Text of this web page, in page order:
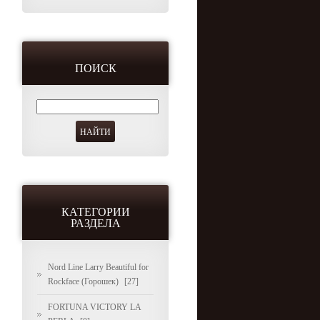
ПОИСК
КАТЕГОРИИ
РАЗДЕЛА
Nord Line Larry Beautiful for
Rockface (Горошек)
[27]
FORTUNA VICTORY LA